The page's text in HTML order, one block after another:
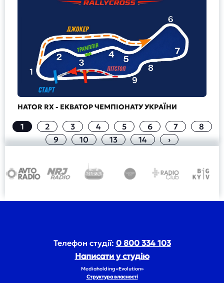
HATOR RX - ЕКВАТОР ЧЕМПІОНАТУ УКРАЇНИ
1 2 3 4 5 6 7
8
9
10 13 14 ›
Телефон студії: 0 800 334 103
Написати у студію
Mediaholding «Evolution»
Структура власності